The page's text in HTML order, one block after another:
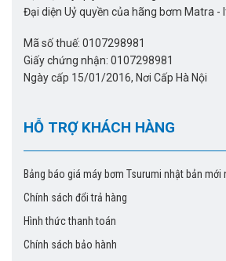
Đại diện Uỷ quyền của hãng bơm Matra -
Mã số thuế: 0107298981
Giấy chứng nhận: 0107298981
Ngày cấp 15/01/2016, Nơi Cấp Hà Nội
HỖ TRỢ KHÁCH HÀNG
Bảng báo giá máy bơm Tsurumi nhật bản mới
Chính sách đổi trả hàng
Hình thức thanh toán
Chính sách bảo hành